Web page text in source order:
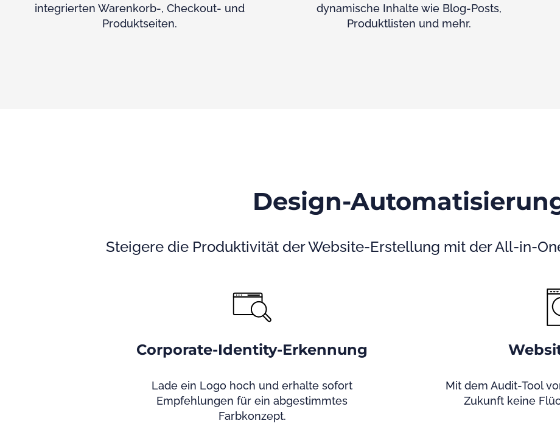
integrierten Warenkorb-, Checkout- und
Produktseiten.
dynamische Inhalte wie Blog-Posts,
Produktlisten und mehr.
Design-
Steigere die Produktivität der Website-Erstellung mit der All-in-
Corporate-Identity-Erkennung
Lade ein Logo hoch und erhalte sofort
Empfehlungen für ein abgestimmtes
Farbkonzept.
Mit dem Audit-Tool
Zukunft keine